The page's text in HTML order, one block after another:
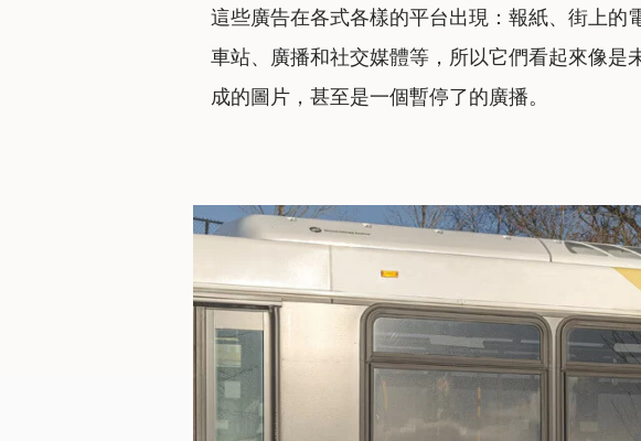
這些廣告在各式各樣的平台出現：報紙、街上的
車站、廣播和社交媒體等，所以它們看起來像是
成的圖片，甚至是一個暫停了的廣播。